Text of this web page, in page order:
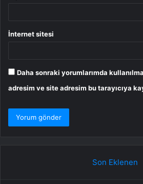
İnternet sitesi
Daha sonraki yorumlarımda
adresim ve site adresim bu tarayıcıya
Son Eklenen